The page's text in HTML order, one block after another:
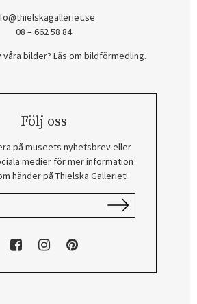
08 – 662 58 84
bilder? Läs om bildförmedling.
Följ oss
på museets nyhetsbrev eller
medier för mer information
händer på Thielska Galleriet!